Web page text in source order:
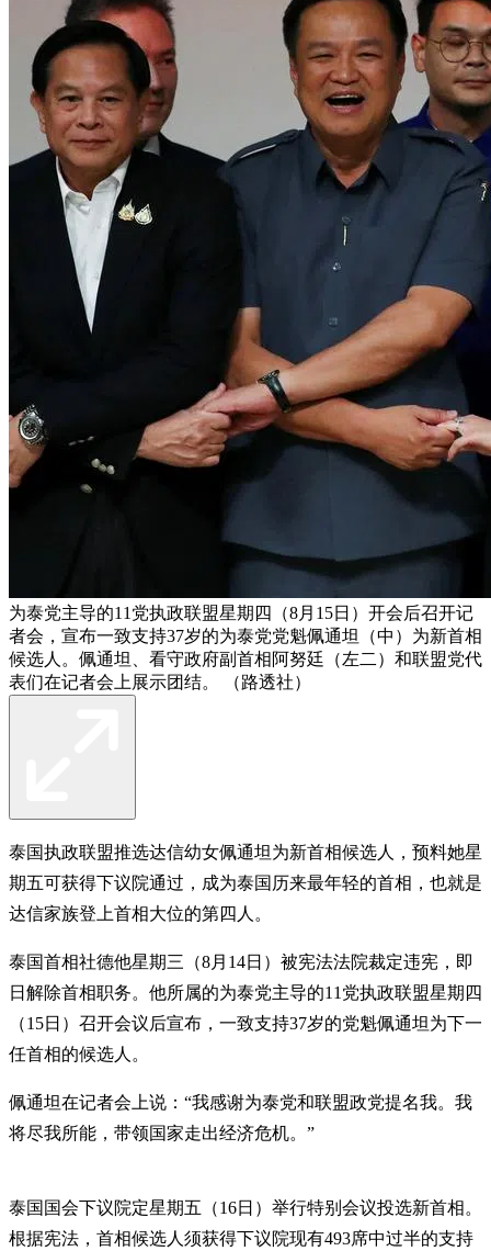
为泰党主导的11党执政联盟星期四（8月15日）开会后召开记
者会，宣布一致支持37岁的为泰党党魁佩通坦（中）为新首相
候选人。佩通坦、看守政府副首相阿努廷（左二）和联盟党代
表们在记者会上展示团结。 （路透社）
泰国执政联盟推选达信幼女佩通坦为新首相候选人，预料她星
期五可获得下议院通过，成为泰国历来最年轻的首相，也就是
达信家族登上首相大位的第四人。
泰国首相社德他星期三（8月14日）被宪法法院裁定违宪，即
日解除首相职务。他所属的为泰党主导的11党执政联盟星期四
（15日）召开会议后宣布，一致支持37岁的党魁佩通坦为下一
任首相的候选人。
佩通坦在记者会上说：“我感谢为泰党和联盟政党提名我。我
将尽我所能，带领国家走出经济危机。”
泰国国会下议院定星期五（16日）举行特别会议投选新首相。
根据宪法，首相候选人须获得下议院现有493席中过半的支持